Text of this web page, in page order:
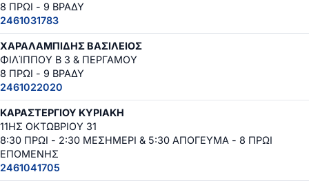
8 ΠΡΩΙ - 9 ΒΡΑΔΥ
2461031783
ΧΑΡΑΛΑΜΠΙΔΗΣ ΒΑΣΙΛΕΙΟΣ
ΦΙΛΊΠΠΟΥ Β 3 & ΠΕΡΓΑΜΟΥ
8 ΠΡΩΙ - 9 ΒΡΑΔΥ
2461022020
ΚΑΡΑΣΤΕΡΓΙΟΥ ΚΥΡΙΑΚΗ
11ΗΣ ΟΚΤΩΒΡΙΟΥ 31
8:30 ΠΡΩΙ - 2:30 ΜΕΣΗΜΕΡΙ & 5:30 ΑΠΟΓΕΥΜΑ - 8 ΠΡΩΙ
ΕΠΟΜΕΝΗΣ
2461041705